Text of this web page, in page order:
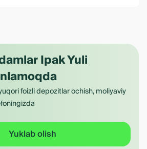
Ipak Yuli
foizli depozitlar ochish, moliyaviy
Yuklab olish